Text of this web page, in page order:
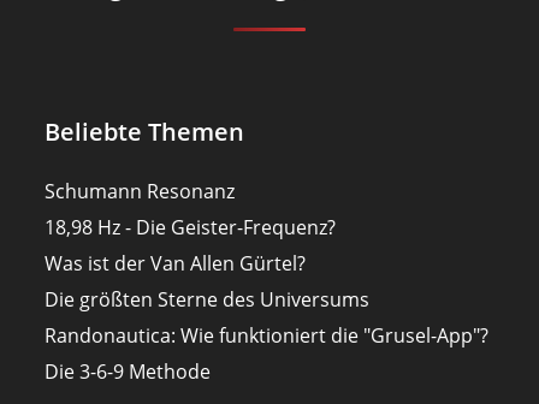
Beliebte Themen
Schumann Resonanz
18,98 Hz - Die Geister-Frequenz?
Was ist der Van Allen Gürtel?
Die größten Sterne des Universums
Randonautica: Wie funktioniert die "Grusel-App"?
Die 3-6-9 Methode